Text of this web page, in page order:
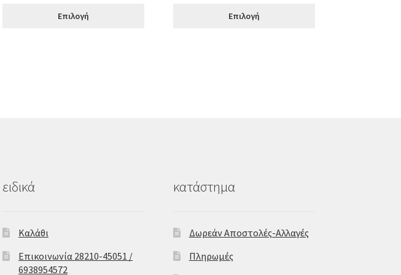
was:
Επιλογή
was:
Επιλογή
ειδικά
Καλάθι
Επικοινωνία 28210-45051 /
6938954572
κατάστημα
Δωρεάν Αποστολές-Αλλαγές
Πληρωμές